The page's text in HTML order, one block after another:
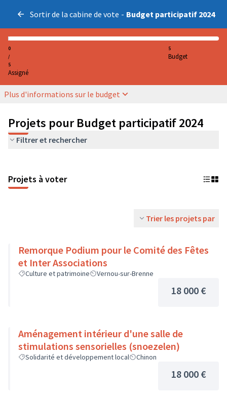
Sortir de la cabine de vote - Budget participatif 2024
0
/
5
Assigné
5
Budget
Plus d'informations sur le budget
Projets pour Budget participatif 2024
Filtrer et rechercher
Projets à voter
Trier les projets par
Remorque Podium pour le Comité des Fêtes
et Inter Associations
Culture et patrimoine Vernou-sur-Brenne
18 000 €
Aménagement intérieur d'une salle de
stimulations sensorielles (snoezelen)
Solidarité et développement local Chinon
18 000 €